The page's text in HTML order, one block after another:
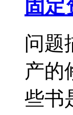
固
问题
产的
些书